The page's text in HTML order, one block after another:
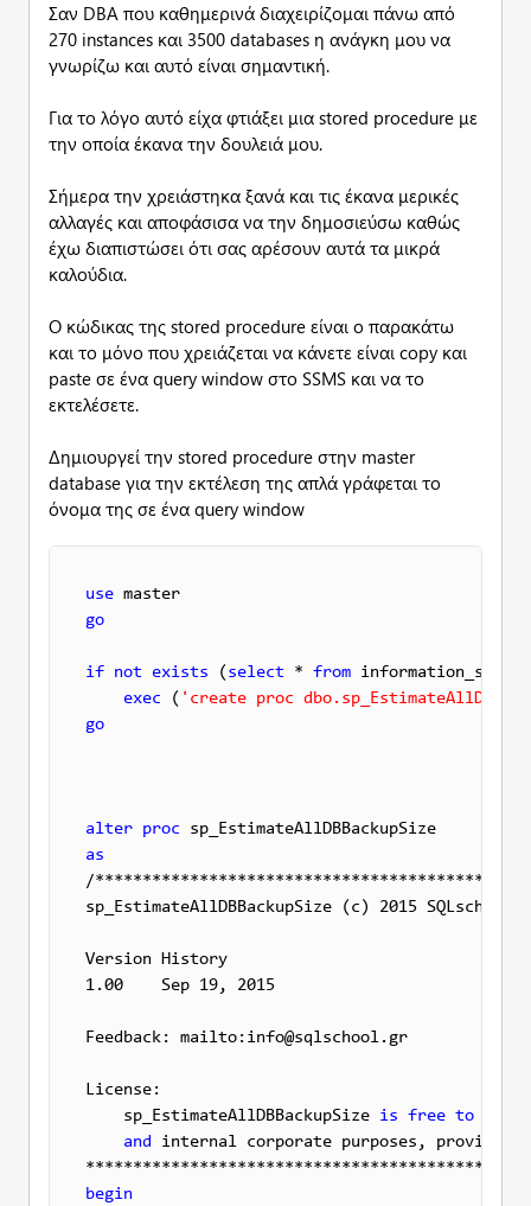
Σαν DBA που καθημερινά διαχειρίζομαι πάνω από
270 instances και 3500 databases η ανάγκη μου να
γνωρίζω και αυτό είναι σημαντική.
Για το λόγο αυτό είχα φτιάξει μια stored procedure με
την οποία έκανα την δουλειά μου.
Σήμερα την χρειάστηκα ξανά και τις έκανα μερικές
αλλαγές και αποφάσισα να την δημοσιεύσω καθώς
έχω διαπιστώσει ότι σας αρέσουν αυτά τα μικρά
καλούδια.
Ο κώδικας της stored procedure είναι ο παρακάτω
και το μόνο που χρειάζεται να κάνετε είναι copy και
paste σε ένα query window στο SSMS και να το
εκτελέσετε.
Δημιουργεί την stored procedure στην master
database για την εκτέλεση της απλά γράφεται το
όνομα της σε ένα query window
use
go
if not exists ( select * from
exec ( 'create proc
go
alter proc
as
/
sp_EstimateAllDBBackupSize (c) 2015
Version History
1.00    Sep 19, 2015
Feedback: mailto:info@sqlschool.gr
License:
    sp_EstimateAllDBBackupSize
is free to
and internal corporate purposes,
begin